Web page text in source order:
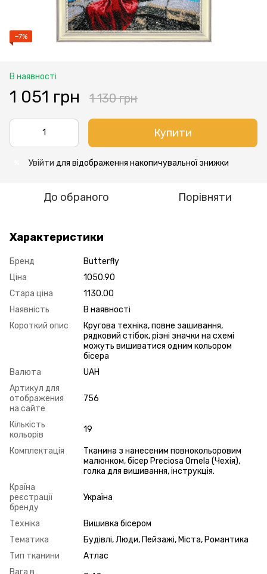
−7%
В наявності
1 051 грн 1 130 грн
Купити
Увійти для відображення накопичувальної знижки
До обраного Порівняти
Характеристики
Бренд
Butterfly
Ціна
1050.90
Стара ціна
1130.00
Наявність
В наявності
Короткий опис
Кругова техніка, повне зашивання,
рядковий стібок, різні значки на схемі
можуть вишиватися одним кольором
бісера
Валюта
UAH
Артикул для
отображения
на сайте
756
Кількість
кольорів
19
Комплектація
Тканина з нанесеним повнокольоровим
малюнком, бісер Preciosa Ornela (Чехія),
голка для вишивання, інструкція.
Країна
реєстрації
бренду
Україна
Техніка
Вишивка бісером
Тематика
Будівлі, Люди, Пейзажі, Міста, Романтика
Тип тканини
Атлас
Вага в